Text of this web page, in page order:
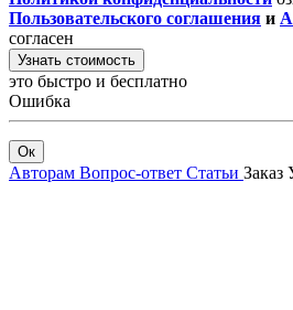
Пользовательского соглашения и
согласен
Узнать стоимость
это быстро и бесплатно
Ошибка
Ок
Авторам Вопрос-ответ Статьи Заказ